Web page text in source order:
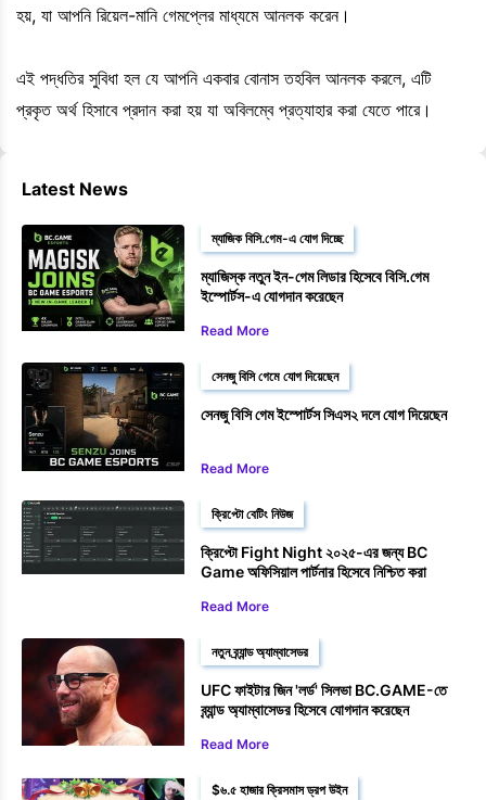
হয়, যা আপনি রিয়েল-মানি গেমপ্লের মাধ্যমে আনলক করেন।
এই পদ্ধতির সুবিধা হল যে আপনি একবার বোনাস তহবিল আনলক করলে, এটি
প্রকৃত অর্থ হিসাবে প্রদান করা হয় যা অবিলম্বে প্রত্যাহার করা যেতে পারে।
Latest News
ম্যাজিক বিসি.গেম-এ যোগ দিচ্ছে
ম্যাজিস্ক নতুন ইন-গেম লিডার হিসেবে বিসি.গেম
ইস্পোর্টস-এ যোগদান করেছেন
Read More
সেনজু বিসি গেমে যোগ দিয়েছেন
সেনজু বিসি গেম ইস্পোর্টস সিএস২ দলে যোগ দিয়েছেন
Read More
ক্রিপ্টো বেটিং নিউজ
ক্রিপ্টো Fight Night ২০২৫-এর জন্য BC
Game অফিসিয়াল পার্টনার হিসেবে নিশ্চিত করা
Read More
নতুন ব্র্যান্ড অ্যাম্বাসেডর
UFC ফাইটার জিন 'লর্ড' সিলভা BC.GAME-তে
ব্র্যান্ড অ্যাম্বাসেডর হিসেবে যোগদান করেছেন
Read More
$৬.৫ হাজার ক্রিসমাস ড্রপ উইন